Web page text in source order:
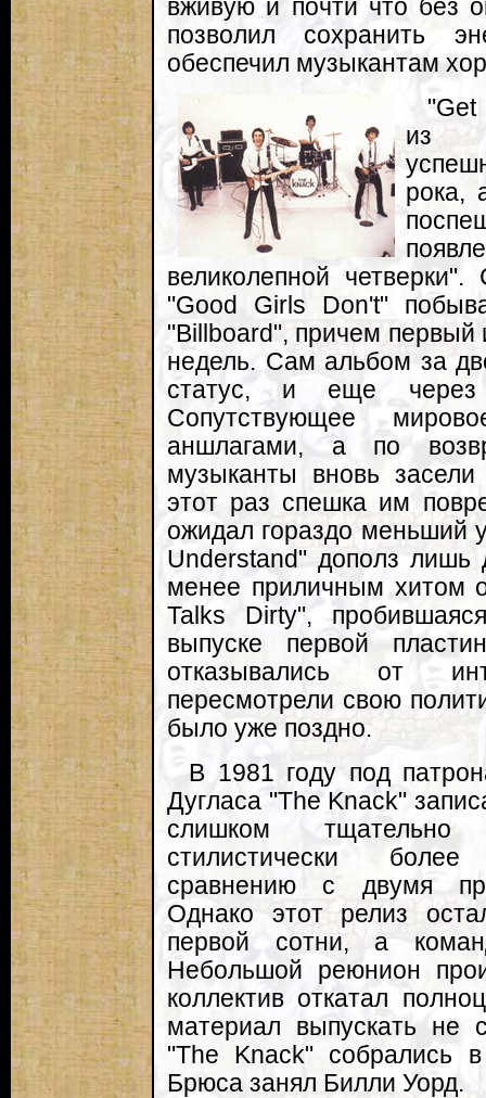
вживую и почти что без
позволил сохранить
обеспечил музыкантам
из
рока,
великолепной
"Good Girls Don't"
"Billboard", причем первый
недель. Сам альбом за
статус, и еще через
Сопутствующее
аншлагами, а по
музыканты вновь
этот раз спешка им
ожидал гораздо меньший
Understand" дополз лишь
менее приличным хитом
Talks Dirty",
выпуске первой
отказывались от
пересмотрели свою
было уже поздно.
В 1981 году под
Дугласа "The Knack"
слишком
стилистически
сравнению с двумя
Однако этот релиз
первой сотни, а
Небольшой реюнион
коллектив откатал
материал выпускать не
"The Knack" собрались
Брюса занял Билли Уорд.